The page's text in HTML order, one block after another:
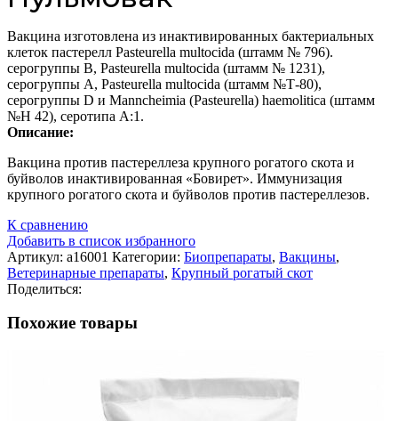
Вакцина изготовлена из инактивированных бактериальных
клеток пастерелл Pasteurella multocida (штамм № 796).
серогруппы В, Pasteurella multocida (штамм № 1231),
серогруппы А, Pasteurella multocida (штамм №Т-80),
серогруппы D и Manncheimia (Pasteurella) haemolitica (штамм
№H 42), серотипа А:1.
Описание:
Вакцина против пастереллеза крупного рогатого скота и
буйволов инактивированная «Бовирет». Иммунизация
крупного рогатого скота и буйволов против пастереллезов.
К сравнению
Добавить в список избранного
Артикул: а16001 Категории: Биопрепараты, Вакцины,
Ветеринарные препараты, Крупный рогатый скот
Поделиться:
Похожие товары